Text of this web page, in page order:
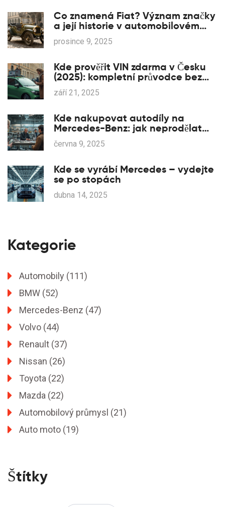
Co znamená Fiat? Význam značky
a její historie v automobilovém
průmyslu
prosince 9, 2025
Kde prověřit VIN zdarma v Česku
(2025): kompletní průvodce bez
platebních zdí
září 21, 2025
Kde nakupovat autodíly na
Mercedes-Benz: jak neprodělat
gatě
června 9, 2025
Kde se vyrábí Mercedes – vydejte
se po stopách
dubna 14, 2025
Kategorie
Automobily (111)
BMW (52)
Mercedes-Benz (47)
Volvo (44)
Renault (37)
Nissan (26)
Toyota (22)
Mazda (22)
Automobilový průmysl (21)
Auto moto (19)
Štítky